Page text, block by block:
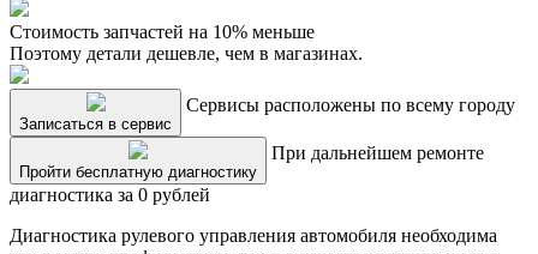
Стоимость запчастей на 10% меньше
Поэтому детали дешевле, чем в магазинах.
Записаться в сервис
Сервисы расположены по всему городу
Пройти бесплатную диагностику
При дальнейшем ремонте
диагностика за 0 рублей
Диагностика рулевого управления автомобиля необходима